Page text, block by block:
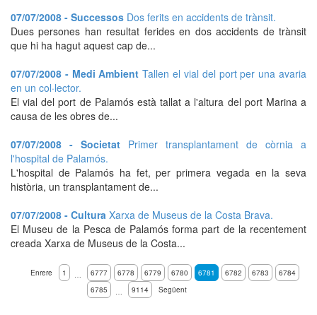
07/07/2008 - Successos Dos ferits en accidents de trànsit.
Dues persones han resultat ferides en dos accidents de trànsit
que hi ha hagut aquest cap de...
07/07/2008 - Medi AmbientTallen el vial del port per una avaria
en un col·lector.
El vial del port de Palamós està tallat a l'altura del port Marina a
causa de les obres de...
07/07/2008 - Societat Primer transplantament de còrnia a
l'hospital de Palamós.
L'hospital de Palamós ha fet, per primera vegada en la seva
història, un transplantament de...
07/07/2008 - Cultura Xarxa de Museus de la Costa Brava.
El Museu de la Pesca de Palamós forma part de la recentement
creada Xarxa de Museus de la Costa...
Enrere 1 … 6777 6778 6779 6780 6781 6782 6783
6784
6785
… 9114 Següent